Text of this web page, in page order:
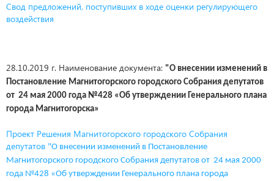
Свод предложений, поступивших в ходе оценки регулирующего
воздействия
28.10.2019 г. Наименование документа: "О внесении изменений в
Постановление Магнитогорского городского Собрания депутатов
от 24 мая 2000 года №428 «Об утверждении Генерального плана
города Магнитогорска»
Проект Решения Магнитогорского городского Собрания
депутатов "О внесении изменений в Постановление
Магнитогорского городского Собрания депутатов от 24 мая 2000
года №428 «Об утверждении Генерального плана города